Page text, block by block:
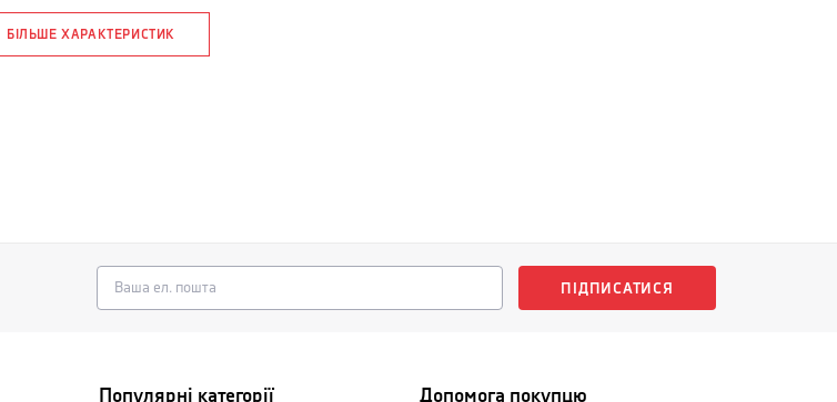
БІЛЬШЕ ХАРАКТЕРИСТИК
ПІДПИСАТИСЯ
Популярні категорії Допомога покупцю